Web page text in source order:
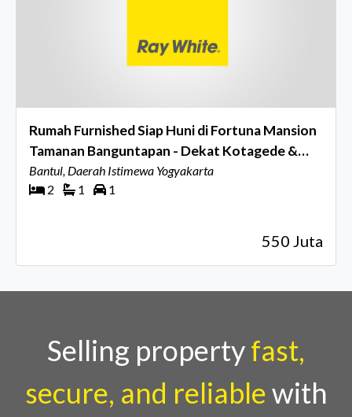
Rumah Furnished Siap Huni di Fortuna Mansion
Tamanan Banguntapan - Dekat Kotagede &
Jogja Expo Center
Bantul, Daerah Istimewa Yogyakarta
2
1 1
550 Juta
Selling propertyfast,
secure, and reliablewith